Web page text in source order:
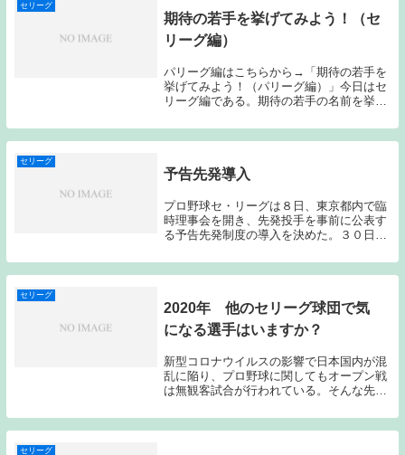
セリーグ
期待の若手を挙げてみよう！（セ
リーグ編）
パリーグ編はこちらから→「期待の若手を
挙げてみよう！（パリーグ編）」今日はセ
リーグ編である。期待の若手の名前を挙げ
大三羽烏の中で「外れる」危険性が高い投
手だと勝手に思い込んでいたし、時間がか
セリーグ
予告先発導入
プロ野球セ・リーグは８日、東京都内で臨
時理事会を開き、先発投手を事前に公表す
る予告先発制度の導入を決めた。３０日開
ーズンからセリーグでも予告先発がスター
トすることとなった。以前「開幕投手は誰
セリーグ
2020年 他のセリーグ球団で気
になる選手はいますか？
新型コロナウイルスの影響で日本国内が混
乱に陥り、プロ野球に関してもオープン戦
は無観客試合が行われている。そんな先が
うことは難しいのだが、ここまでのキャン
プ、オープン戦で気になったセリーグの選
セリーグ